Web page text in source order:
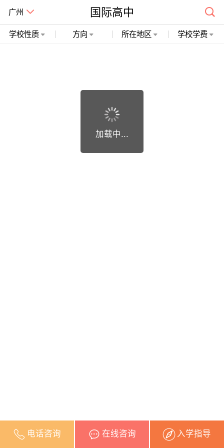
广州 国际高中
学校性质 方向 所在地区 学校学费
电话咨询 在线咨询 入学指导
加载中...